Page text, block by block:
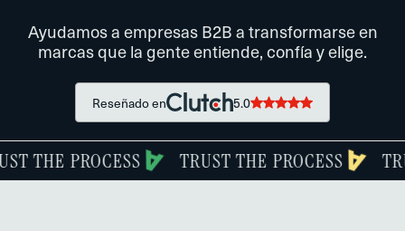
Ayudamos a empresas B2B a transformarse en
marcas que la gente entiende, confía y elige.
Reseñado en 5.0
TRUST THE PROCESS TRUST THE